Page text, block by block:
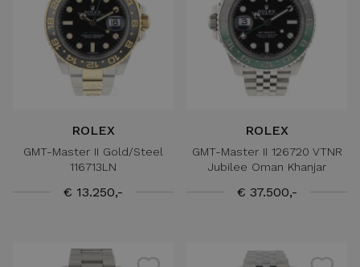
ROLEX
GMT-Master II Gold/Steel
116713LN
€ 13.250,-
ROLEX
GMT-Master II 126720 VTNR
Jubilee Oman Khanjar
€ 37.500,-